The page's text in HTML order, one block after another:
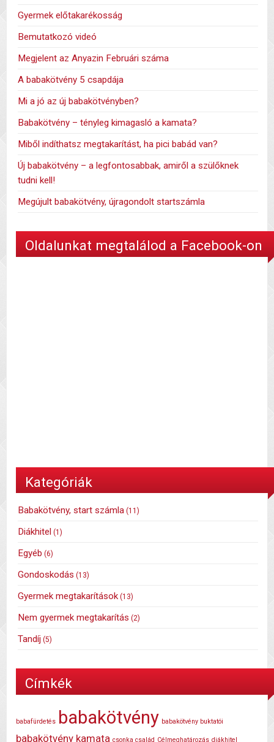
Gyermek előtakarékosság
Bemutatkozó videó
Megjelent az Anyazin Februári száma
A babakötvény 5 csapdája
Mi a jó az új babakötvényben?
Babakötvény – tényleg kimagasló a kamata?
Miből indíthatsz megtakarítást, ha pici babád van?
Új babakötvény – a legfontosabbak, amiről a szülőknek
tudni kell!
Megújult babakötvény, újragondolt startszámla
Oldalunkat megtalálod a Facebook-on
Kategóriák
Babakötvény, start számla (11)
Diákhitel (1)
Egyéb (6)
Gondoskodás (13)
Gyermek megtakarítások (13)
Nem gyermek megtakarítás (2)
Tandíj (5)
Címkék
babafürdetés babakötvény babakötvény buktatói
babakötvény kamata csonka család Célmeghatározás diákhitel